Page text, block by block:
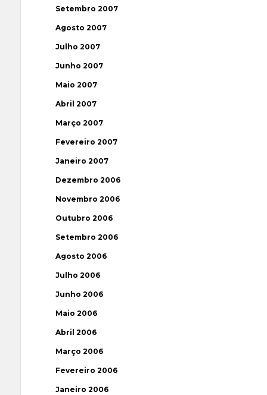
Setembro 2007
Agosto 2007
Julho 2007
Junho 2007
Maio 2007
Abril 2007
Março 2007
Fevereiro 2007
Janeiro 2007
Dezembro 2006
Novembro 2006
Outubro 2006
Setembro 2006
Agosto 2006
Julho 2006
Junho 2006
Maio 2006
Abril 2006
Março 2006
Fevereiro 2006
Janeiro 2006